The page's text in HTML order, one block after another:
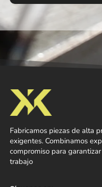
Fabricamos piezas de alta
exigentes. Combinamos
compromiso para
trabajo